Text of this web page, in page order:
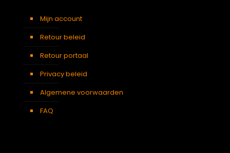
Mijn account
Retour beleid
Retour portaal
Privacy beleid
Algemene voorwaarden
FAQ